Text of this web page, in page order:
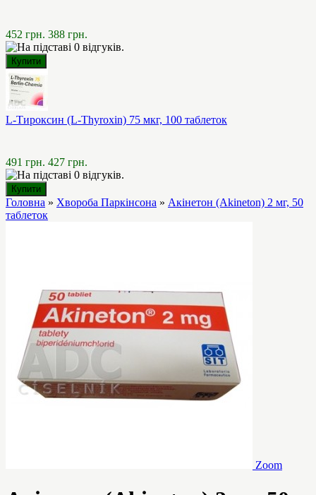
452 грн. 388 грн.
L-Тироксин (L-Thyroxin) 75 мкг, 100 таблеток
491 грн. 427 грн.
Головна » Хвороба Паркінсона » Акінетон (Akineton) 2 мг, 50
таблеток
Zoom